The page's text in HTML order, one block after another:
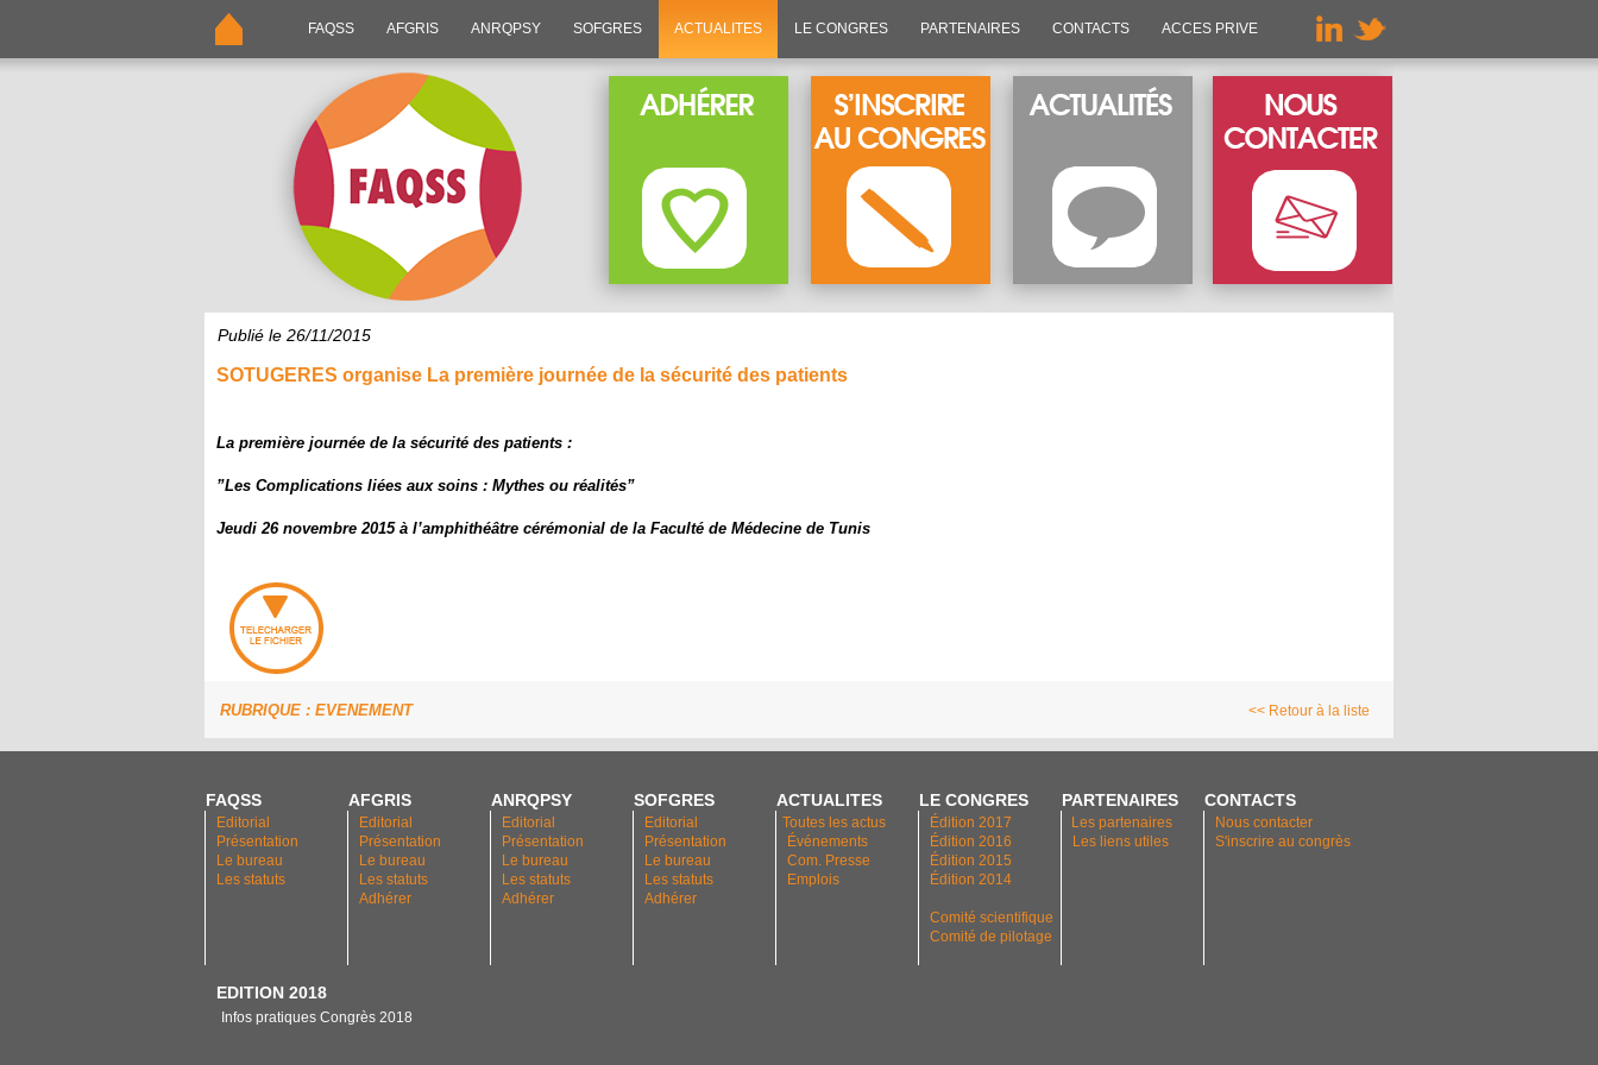
FAQSS AFGRIS ANRQPSY SOFGRES ACTUALITES LE CONGRES PARTENAIRES CONTACTS ACCES PRIVE
Publié le 26/11/2015
SOTUGERES organise La première journée de la sécurité des patients
La première journée de la sécurité des patients :
”Les Complications liées aux soins : Mythes ou réalités”
Jeudi 26 novembre 2015 à l’amphithéâtre cérémonial de la Faculté de Médecine de Tunis
RUBRIQUE : EVENEMENT << Retour à la liste
FAQSS AFGRIS ANRQPSY SOFGRES ACTUALITES LE CONGRES PARTENAIRES CONTACTS
Editorial
Présentation
Le bureau
Les statuts
Editorial
Présentation
Le bureau
Les statuts
Adhérer
Editorial
Présentation
Le bureau
Les statuts
Adhérer
Editorial
Présentation
Le bureau
Les statuts
Adhérer
Toutes les actus
Événements
Com. Presse
Emplois
Édition 2017
Édition 2016
Édition 2015
Édition 2014
Comité scientifique
Comité de pilotage
Les partenaires
Les liens utiles
Nous contacter
S'inscrire au congrès
EDITION 2018
Infos pratiques Congrès 2018